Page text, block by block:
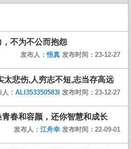
不为不公而抱怨
发布人：悟真 发布时间：23-12-27
太悲伤,人穷志不短,志当存高远
： ALI353350583I 发布时间：23-12-27
春和容颜，还你智慧和成长
发布人： 江舟幸 发布时间：22-09-01